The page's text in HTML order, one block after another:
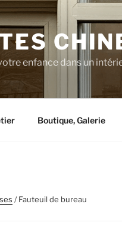
enfance dans un
Boutique, Galerie
/ Fauteuil de bureau